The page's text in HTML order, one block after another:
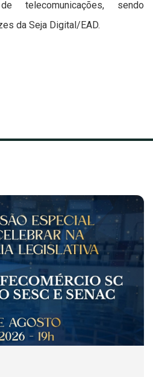
telecomunicações, sendo
da Seja Digital/EAD.